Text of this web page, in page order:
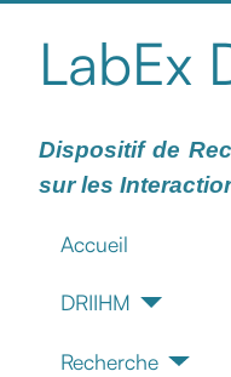
LabEx
Dispositif de
sur les
Accueil
DRIIHM
Recherche